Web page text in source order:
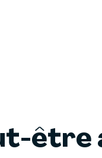
être